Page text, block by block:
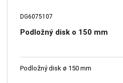
DG6075107
Podložný disk o 150 mm
Podložný disk ø 150 mm